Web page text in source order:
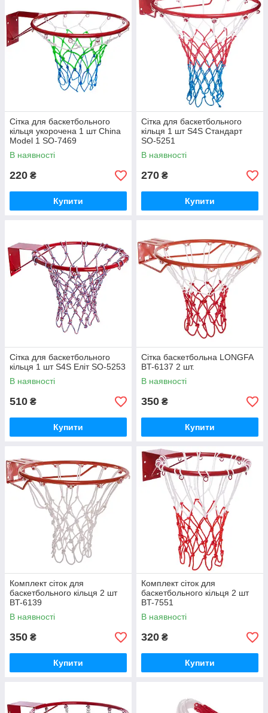
Сітка для баскетбольного
кільця укорочена 1 шт China
Model 1 SO-7469
В наявності
220 ₴
Купити
Сітка для баскетбольного
кільця 1 шт S4S Стандарт
SO-5251
В наявності
270 ₴
Купити
Сітка для баскетбольного
кільця 1 шт S4S Еліт SO-5253
В наявності
510 ₴
Купити
Сітка баскетбольна LONGFA
BT-6137 2 шт.
В наявності
350 ₴
Купити
Комплект сіток для
баскетбольного кільця 2 шт
BT-6139
В наявності
350 ₴
Купити
Комплект сіток для
баскетбольного кільця 2 шт
BT-7551
В наявності
320 ₴
Купити